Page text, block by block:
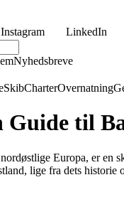
Instagram LinkedIn
Nyhedsbreve
SkibCharterOvernatning
Guide til
Europa, er
lige fra dets